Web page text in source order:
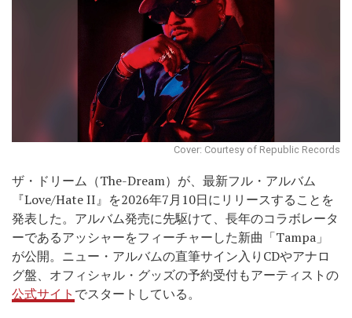
Cover: Courtesy of Republic Records
ザ・ドリーム（The-Dream）が、最新フル・アルバム
『Love/Hate II』を2026年7月10日にリリースすることを
発表した。アルバム発売に先駆けて、長年のコラボレータ
ーであるアッシャーをフィーチャーした新曲「Tampa」
が公開。ニュー・アルバムの直筆サイン入りCDやアナロ
グ盤、オフィシャル・グッズの予約受付もアーティストの
公式サイト でスタートしている。